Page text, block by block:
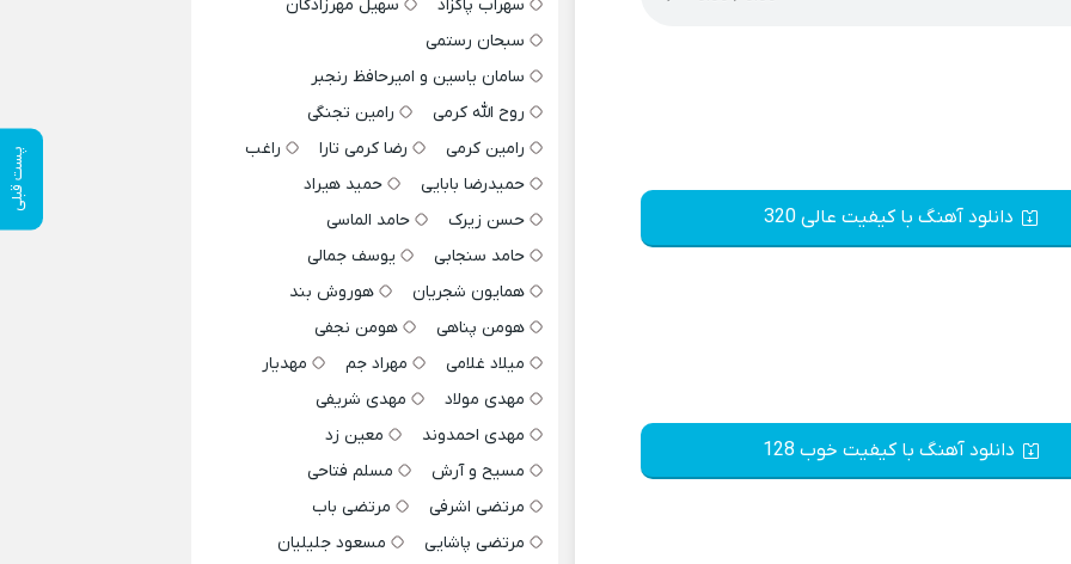
پست قبلی
دانلود آهنگ با کیفیت عالی 320
دانلود آهنگ با کیفیت خوب 128
سهراب پاکزاد
سهیل مهرزادگان
سبحان رستمی
سامان یاسین و امیرحافظ رنجبر
روح الله کرمی
رامین تجنگی
رامین کرمی
رضا کرمی تارا
راغب
حمیدرضا بابایی
حمید هیراد
حسن زیرک
حامد الماسی
حامد سنجابی
یوسف جمالی
همایون شجریان
هوروش بند
هومن پناهی
هومن نجفی
میلاد غلامی
مهراد جم
مهدیار
مهدی مولاد
مهدی شریفی
مهدی احمدوند
معین زد
مسیح و آرش
مسلم فتاحی
مرتضی اشرفی
مرتضی باب
مرتضی پاشایی
مسعود جلیلیان